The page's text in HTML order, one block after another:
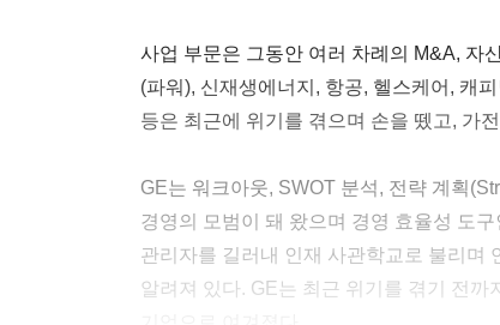
사업 부문은 그동안 여러 차례의 M&A, 자
(파워), 신재생에너지, 항공, 헬스케어, 캐
등은 최근에 위기를 겪으며 손을 뗐고, 가
GE는 워크아웃, SWOT 분석, 전략 계획
경영의 모범이 돼 왔으며 경영 효율성 도
관리자를 길러내 인재 사관학교로 불리며
알려져 있다. GE는 최근 위기를 겪기 전까